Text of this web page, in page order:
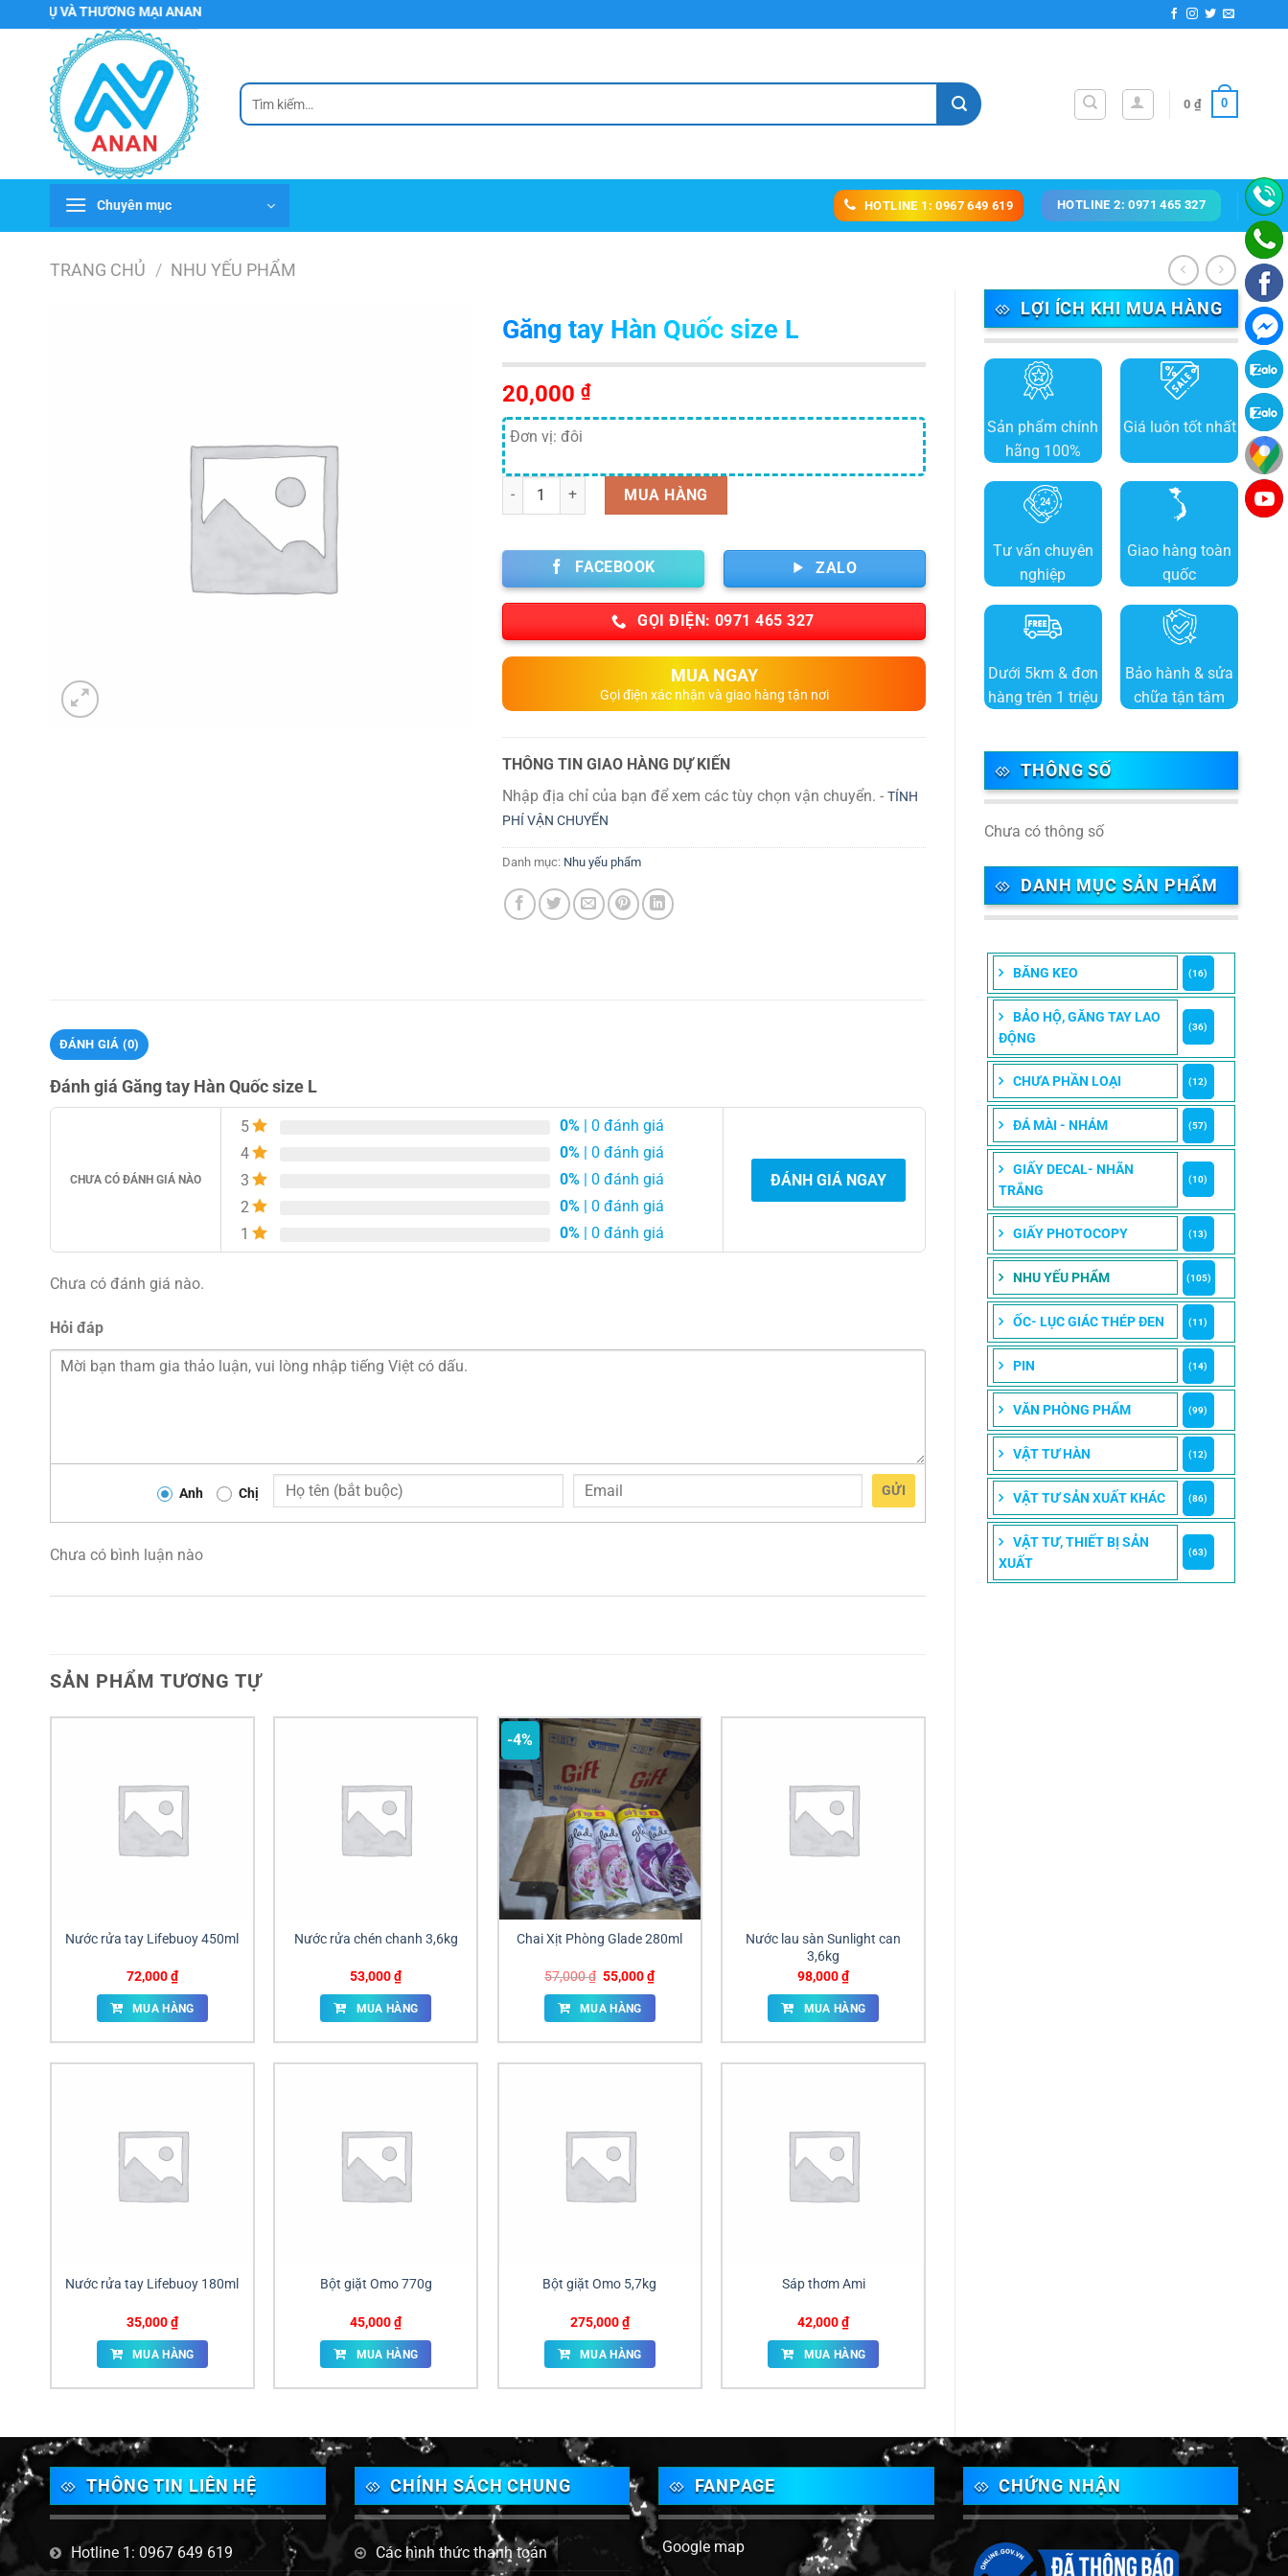
đến
VÀ THƯƠNG MẠI ANAN
Tìm
kiếm:
0 ₫ 0
Chuyên mục HOTLINE 1: 0967 649 619 HOTLINE 2: 0971 465 327
TRANG CHỦ / NHU YẾU PHẨM
LỢI ÍCH KHI MUA HÀNG
Sản phẩm chính
hãng 100%
Giá luôn tốt nhất
Tư vấn chuyên
nghiệp
Giao hàng toàn
quốc
Dưới 5km & đơn
hàng trên 1 triệu
Bảo hành & sửa
chữa tận tâm
THÔNG SỐ
Chưa có thông số
DANH MỤC SẢN PHẨM
BĂNG KEO (16)
BẢO HỘ, GĂNG TAY LAO
ĐỘNG
(36)
CHƯA PHẦN LOẠI (12)
ĐÁ MÀI - NHÁM (57)
GIẤY DECAL- NHÃN
TRẮNG
(10)
GIẤY PHOTOCOPY (13)
NHU YẾU PHẨM (105)
ỐC- LỤC GIÁC THÉP ĐEN (11)
PIN (14)
VĂN PHÒNG PHẨM (99)
VẬT TƯ HÀN (12)
VẬT TƯ SẢN XUẤT KHÁC (86)
VẬT TƯ, THIẾT BỊ SẢN
XUẤT
(63)
Găng tay Hàn Quốc size L
20,000 ₫
Đơn vị: đôi
Số lượng MUA HÀNG
FACEBOOK ZALO
GỌI ĐIỆN: 0971 465 327
MUA NGAY
Gọi điện xác nhận và giao hàng tận nơi
THÔNG TIN GIAO HÀNG DỰ KIẾN
Nhập địa chỉ của bạn để xem các tùy chọn vận chuyển. - TÍNH
PHÍ VẬN CHUYỂN
Danh mục: Nhu yếu phẩm
ĐÁNH GIÁ (0)
Đánh giá Găng tay Hàn Quốc size L
CHƯA CÓ ĐÁNH GIÁ NÀO
5 0% | 0 đánh giá
4
0% | 0 đánh giá
3
0% | 0 đánh giá
2
0% | 0 đánh giá
1
0% | 0 đánh giá
ĐÁNH GIÁ NGAY
Chưa có đánh giá nào.
Hỏi đáp
Anh Chị GỬI
Chưa có bình luận nào
SẢN PHẨM TƯƠNG TỰ
Nước rửa tay Lifebuoy 450ml
72,000₫
MUA HÀNG
Nước rửa chén chanh 3,6kg
53,000₫
MUA HÀNG
-4%
Chai Xịt Phòng Glade 280ml
57,000₫ Giá
là:
57,000 ₫.
55,000₫Giá
hiện
tại
là:
MUA HÀNG
Nước lau sàn Sunlight can
3,6kg
98,000₫
MUA HÀNG
Nước rửa tay Lifebuoy 180ml
35,000₫
MUA HÀNG
Bột giặt Omo 770g
45,000₫
MUA HÀNG
Bột giặt Omo 5,7kg
275,000₫
MUA HÀNG
Sáp thơm Ami
42,000₫
MUA HÀNG
THÔNG TIN LIÊN HỆ
Hotline 1: 0967 649 619
CHÍNH SÁCH CHUNG
Các hình thức thanh toán
FANPAGE
Google map
CHỨNG NHẬN